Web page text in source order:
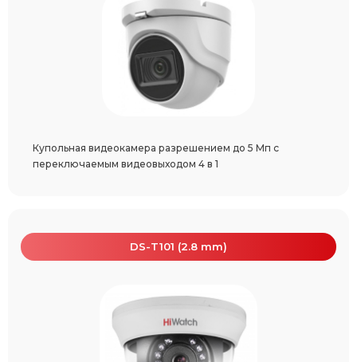
Купольная видеокамера разрешением до 5 Мп с
переключаемым видеовыходом 4 в 1
DS-T101 (2.8 mm)